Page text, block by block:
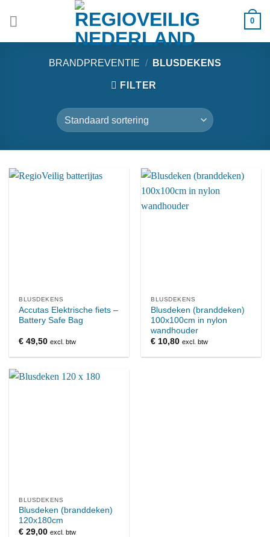
0
BRANDPREVENTIE / BLUSDEKENS
FILTER
BLUSDEKENS
Accutas Elektrische fiets –
Battery Safe Bag
€ 49,50 excl. btw
BLUSDEKENS
Blusdeken (branddeken)
100x100cm in nylon
wandhouder
€ 10,80 excl. btw
BLUSDEKENS
Blusdeken (branddeken)
120x180cm
€ 29,00 excl. btw